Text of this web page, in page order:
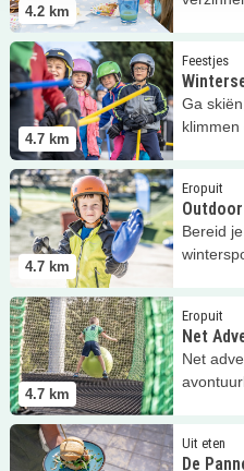
4.2 km
4.7 km
Feestjes
Ga
Lees meer Winterse outdoor
4.7 km
Eropuit
Bereid
Lees meer Outdoor Valley
4.7 km
Eropuit
Net
Net
Lees meer Net Adventure
Uit eten
De
Lees meer De Pannenkoekhut